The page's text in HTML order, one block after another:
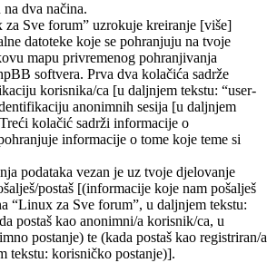
dva načina.
za Sve forum” uzrokuje kreiranje [više]
datoteke koje se pohranjuju na tvoje
mapu privremenog pohranjivanja
softvera. Prva dva kolačića sadrže
korisnika/ca [u daljnjem tekstu: “user-
anonimnih sesija [u daljnjem
kolačić sadrži informacije o
informacije o tome koje teme si
podataka vezan je uz tvoje djelovanje
postaš [(informacije koje nam pošalješ
“Linux za Sve forum”, u daljnjem tekstu:
postaš kao anonimni/a korisnik/ca, u
postanje) te (kada postaš kao registriran/a
tekstu: korisničko postanje)].